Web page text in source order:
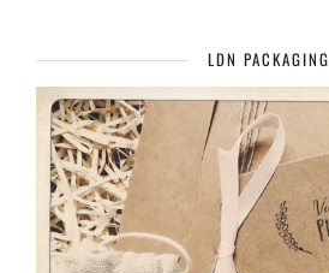
LDN PACKAGING